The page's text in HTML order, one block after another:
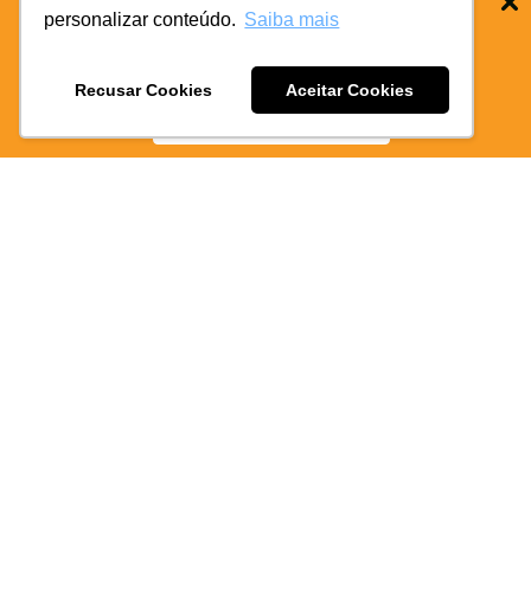
BAIXE O APP COIFE ODONTO:
BAIXE AGORA
personalizar conteúdo. Saiba mais
Recusar Cookies Aceitar Cookies
Seja um
Franqueado